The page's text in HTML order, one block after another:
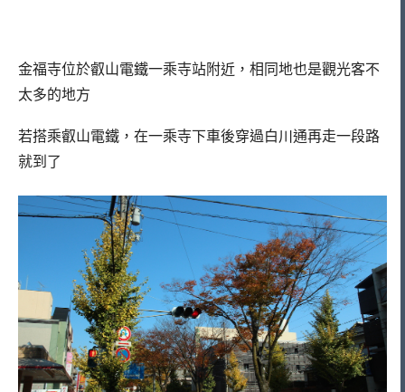
金福寺位於叡山電鐵一乘寺站附近，相同地也是觀光客不
太多的地方
若搭乘叡山電鐵，在一乘寺下車後穿過白川通再走一段路
就到了